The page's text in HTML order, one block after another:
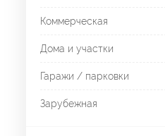
Коммерческая
Дома и участки
Гаражи / парковки
Зарубежная